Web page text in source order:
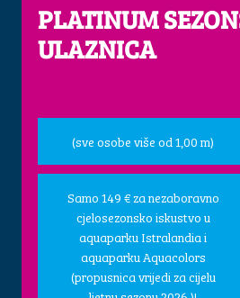
PLATINUM
ULAZNICA
(sve osobe više od 1,00 m)
Samo 149 € za nezaboravno
cjelosezonsko iskustvo u
aquaparku Istralandia i
aquaparku Aquacolors
(propusnica vrijedi za cijelu